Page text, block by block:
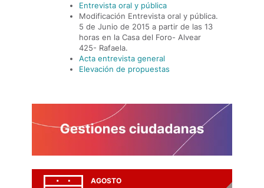
Entrevista oral y pública
Modificación Entrevista oral y pública.
5 de Junio de 2015 a partir de las 13
horas en la Casa del Foro- Alvear
425- Rafaela.
Acta entrevista general
Elevación de propuestas
AGOSTO